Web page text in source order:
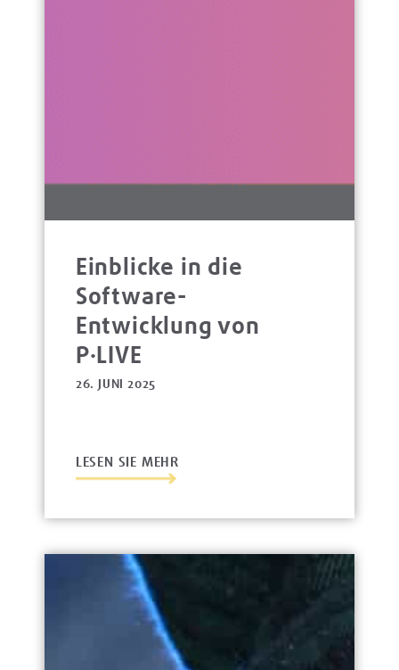
Einblicke in die
Software-
Entwicklung von
P·LIVE
26. JUNI 2025
LESEN SIE MEHR